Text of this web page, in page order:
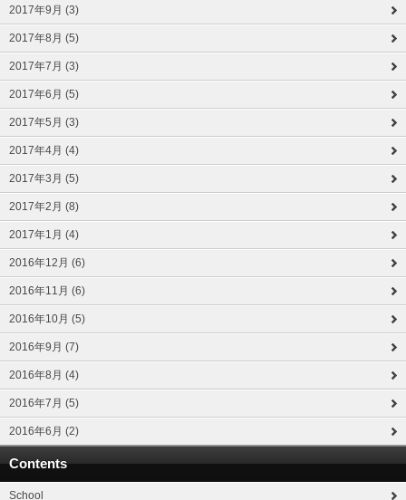
2017年9月 (3)
2017年8月 (5)
2017年7月 (3)
2017年6月 (5)
2017年5月 (3)
2017年4月 (4)
2017年3月 (5)
2017年2月 (8)
2017年1月 (4)
2016年12月 (6)
2016年11月 (6)
2016年10月 (5)
2016年9月 (7)
2016年8月 (4)
2016年7月 (5)
2016年6月 (2)
Contents
School